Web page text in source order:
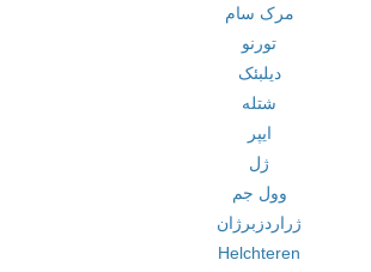
مرک سام
تورنو
دیلبئک
شتله
ایپر
ژل
وول جم
ژراردزبرژان
Helchteren